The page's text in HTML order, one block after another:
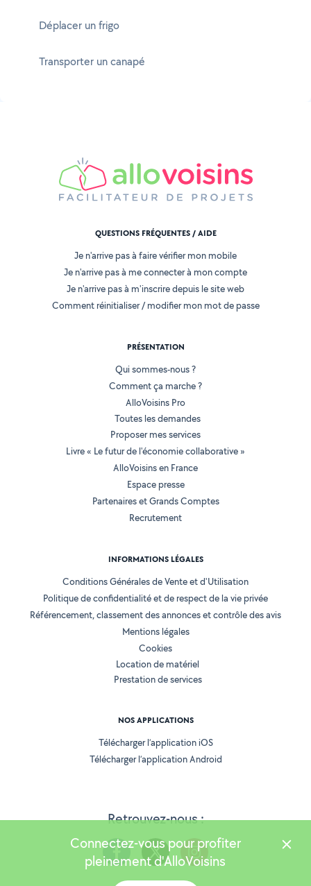
Déplacer un frigo
Transporter un canapé
Retrouvez-nous :
QUESTIONS FRÉQUENTES / AIDE
Je n'arrive pas à faire vérifier mon mobile
Je n'arrive pas à me connecter à mon compte
Je n'arrive pas à m'inscrire depuis le site web
Comment réinitialiser / modifier mon mot de passe
PRÉSENTATION
Qui sommes-nous ?
Comment ça marche ?
AlloVoisins Pro
Toutes les demandes
Proposer mes services
Livre « Le futur de l'économie collaborative »
AlloVoisins en France
Espace presse
Partenaires et Grands Comptes
Recrutement
INFORMATIONS LÉGALES
Conditions Générales de Vente et d'Utilisation
Politique de confidentialité et de respect de la vie privée
Référencement, classement des annonces et contrôle des avis
Mentions légales
Cookies
Location de matériel
Prestation de services
NOS APPLICATIONS
Télécharger l’application iOS
Télécharger l’application Android
Connectez-vous pour profiter
pleinement d'AlloVoisins